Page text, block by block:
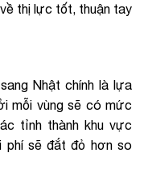
thị lực tốt, thuận tay
Nhật chính là lựa
mỗi vùng sẽ có mức
tỉnh thành khu vực
phí sẽ đắt đỏ hơn so